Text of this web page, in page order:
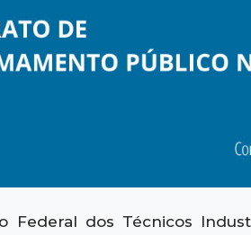
Federal dos Técnicos